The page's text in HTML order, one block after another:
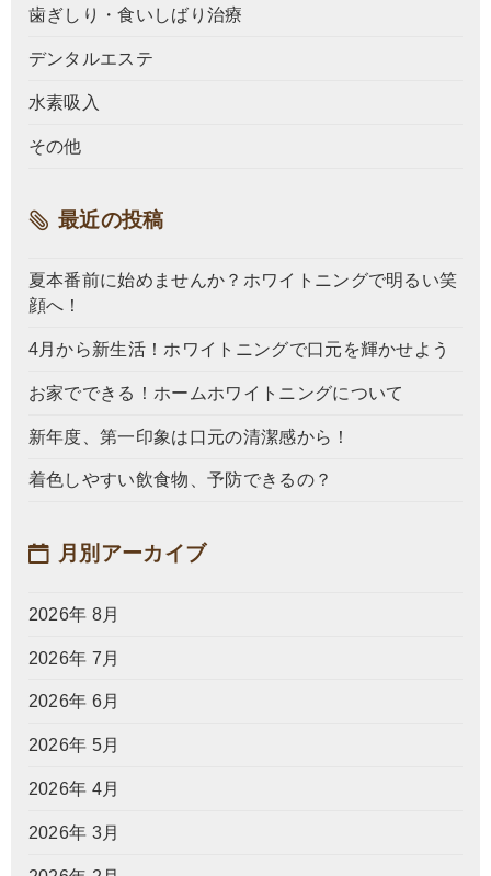
歯ぎしり・食いしばり治療
デンタルエステ
水素吸入
その他
最近の投稿
夏本番前に始めませんか？ホワイトニングで明るい笑
顔へ！
4月から新生活！ホワイトニングで口元を輝かせよう
お家でできる！ホームホワイトニングについて
新年度、第一印象は口元の清潔感から！
着色しやすい飲食物、予防できるの？
月別アーカイブ
2026年 8月
2026年 7月
2026年 6月
2026年 5月
2026年 4月
2026年 3月